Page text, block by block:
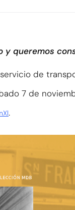
y queremos
de
7 de
.